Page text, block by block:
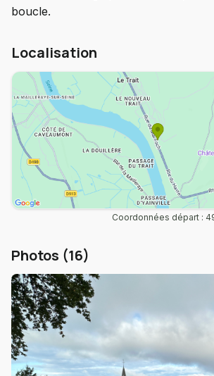
boucle.
Localisation
Coordonnées départ :
Photos (16)